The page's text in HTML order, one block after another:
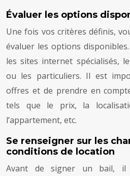
Évaluer les options
Une fois vos critères définis,
évaluer les options
les sites internet spécialisés,
ou les particuliers. Il est
offres et de prendre en
tels que le prix, la
l’appartement, etc.
Se renseigner sur les
conditions de location
Avant de signer un bail,